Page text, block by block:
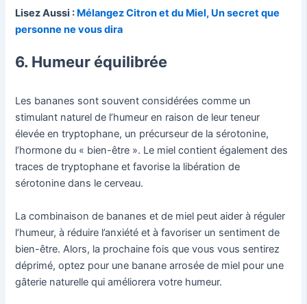
Lisez Aussi : Mélangez Citron et du Miel, Un secret que
personne ne vous dira
6. Humeur équilibrée
Les bananes sont souvent considérées comme un
stimulant naturel de l’humeur en raison de leur teneur
élevée en tryptophane, un précurseur de la sérotonine,
l’hormone du « bien-être ». Le miel contient également des
traces de tryptophane et favorise la libération de
sérotonine dans le cerveau.
La combinaison de bananes et de miel peut aider à réguler
l’humeur, à réduire l’anxiété et à favoriser un sentiment de
bien-être. Alors, la prochaine fois que vous vous sentirez
déprimé, optez pour une banane arrosée de miel pour une
gâterie naturelle qui améliorera votre humeur.